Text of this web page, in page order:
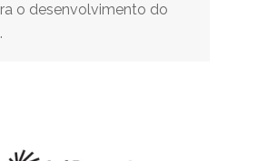
o desenvolvimento do